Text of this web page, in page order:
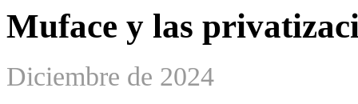
Muface y las
Diciembre de 2024